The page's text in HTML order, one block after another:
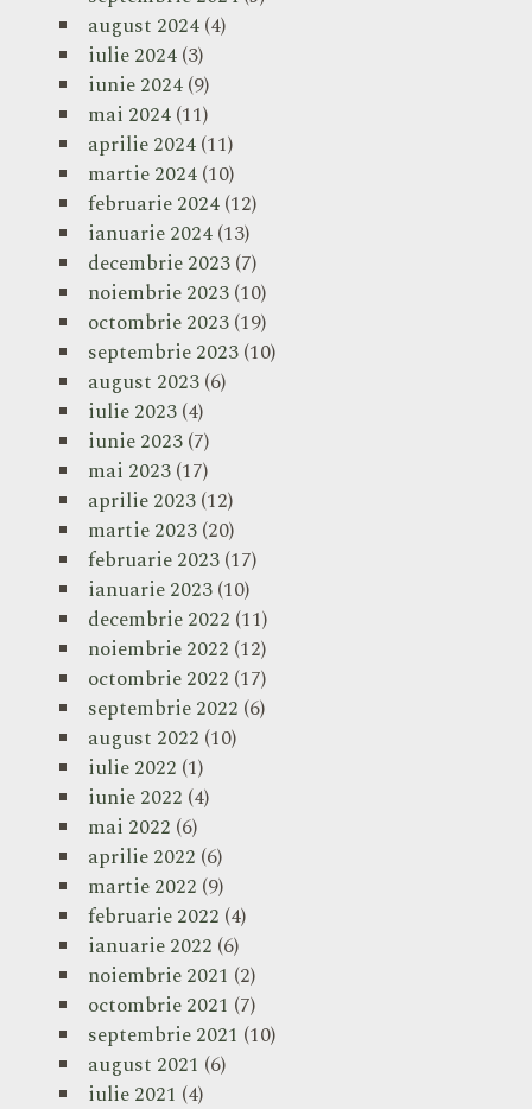
august 2024(4)
iulie 2024(3)
iunie 2024(9)
mai 2024(11)
aprilie 2024(11)
martie 2024(10)
februarie 2024(12)
ianuarie 2024(13)
decembrie 2023(7)
noiembrie 2023(10)
octombrie 2023(19)
septembrie 2023(10)
august 2023(6)
iulie 2023(4)
iunie 2023(7)
mai 2023(17)
aprilie 2023(12)
martie 2023(20)
februarie 2023(17)
ianuarie 2023(10)
decembrie 2022 (11)
noiembrie 2022 (12)
octombrie 2022 (17)
septembrie 2022 (6)
august 2022 (10)
iulie 2022 (1)
iunie 2022 (4)
mai 2022 (6)
aprilie 2022 (6)
martie 2022 (9)
februarie 2022 (4)
ianuarie 2022 (6)
noiembrie 2021 (2)
octombrie 2021 (7)
septembrie 2021 (10)
august 2021 (6)
iulie 2021 (4)